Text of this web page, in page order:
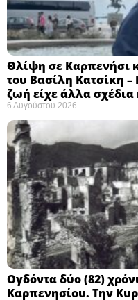
Θλίψη σε Καρπενήσι
του Βασίλη Κατσίκη
ζωή είχε άλλα
6 Αυγούστου 2026
Ογδόντα δύο (82)
Καρπενησίου. Την